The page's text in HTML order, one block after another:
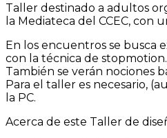
Taller destinado a adultos
la Mediateca del CCEC, con
En los encuentros se busca
con la técnica de stopmotion.
También se verán nociones
Para el taller es necesario,
la PC.
Acerca de este Taller de